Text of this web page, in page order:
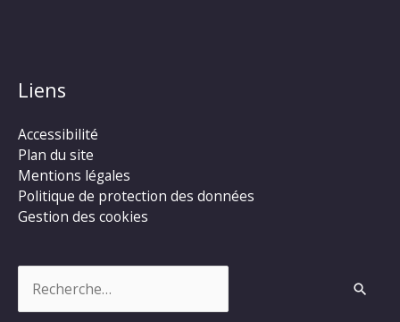
Liens
Accessibilité
Plan du site
Mentions légales
Politique de protection des données
Gestion des cookies